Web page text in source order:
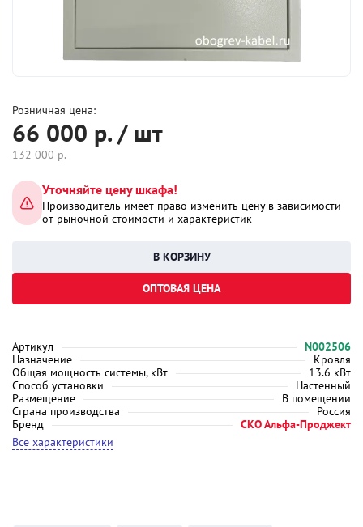
Артикул
N002506
Назначение
Кровля
Общая мощность системы, кВт
13.6 кВт
Способ установки
Настенный
Размещение
В помещении
Страна производства
Россия
Бренд
СКО Альфа-Проджект
Все характеристики
Розничная цена:
66 000 р. / шт
132 000р.
Уточняйте цену шкафа!
Производитель имеет право изменить цену в зависимости
от рыночной стоимости и характеристик
ОПТОВАЯ ЦЕНА